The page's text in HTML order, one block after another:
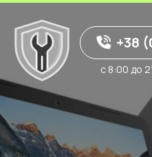
+38
с 8:00 до